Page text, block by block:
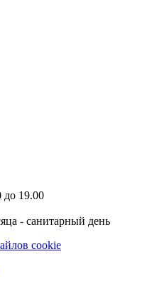
до 19.00
- санитарный день
cookie